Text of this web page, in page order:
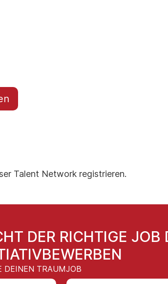
Talent Network registrieren.
DER RICHTIGE JOB
DEINEN TRAUMJOB